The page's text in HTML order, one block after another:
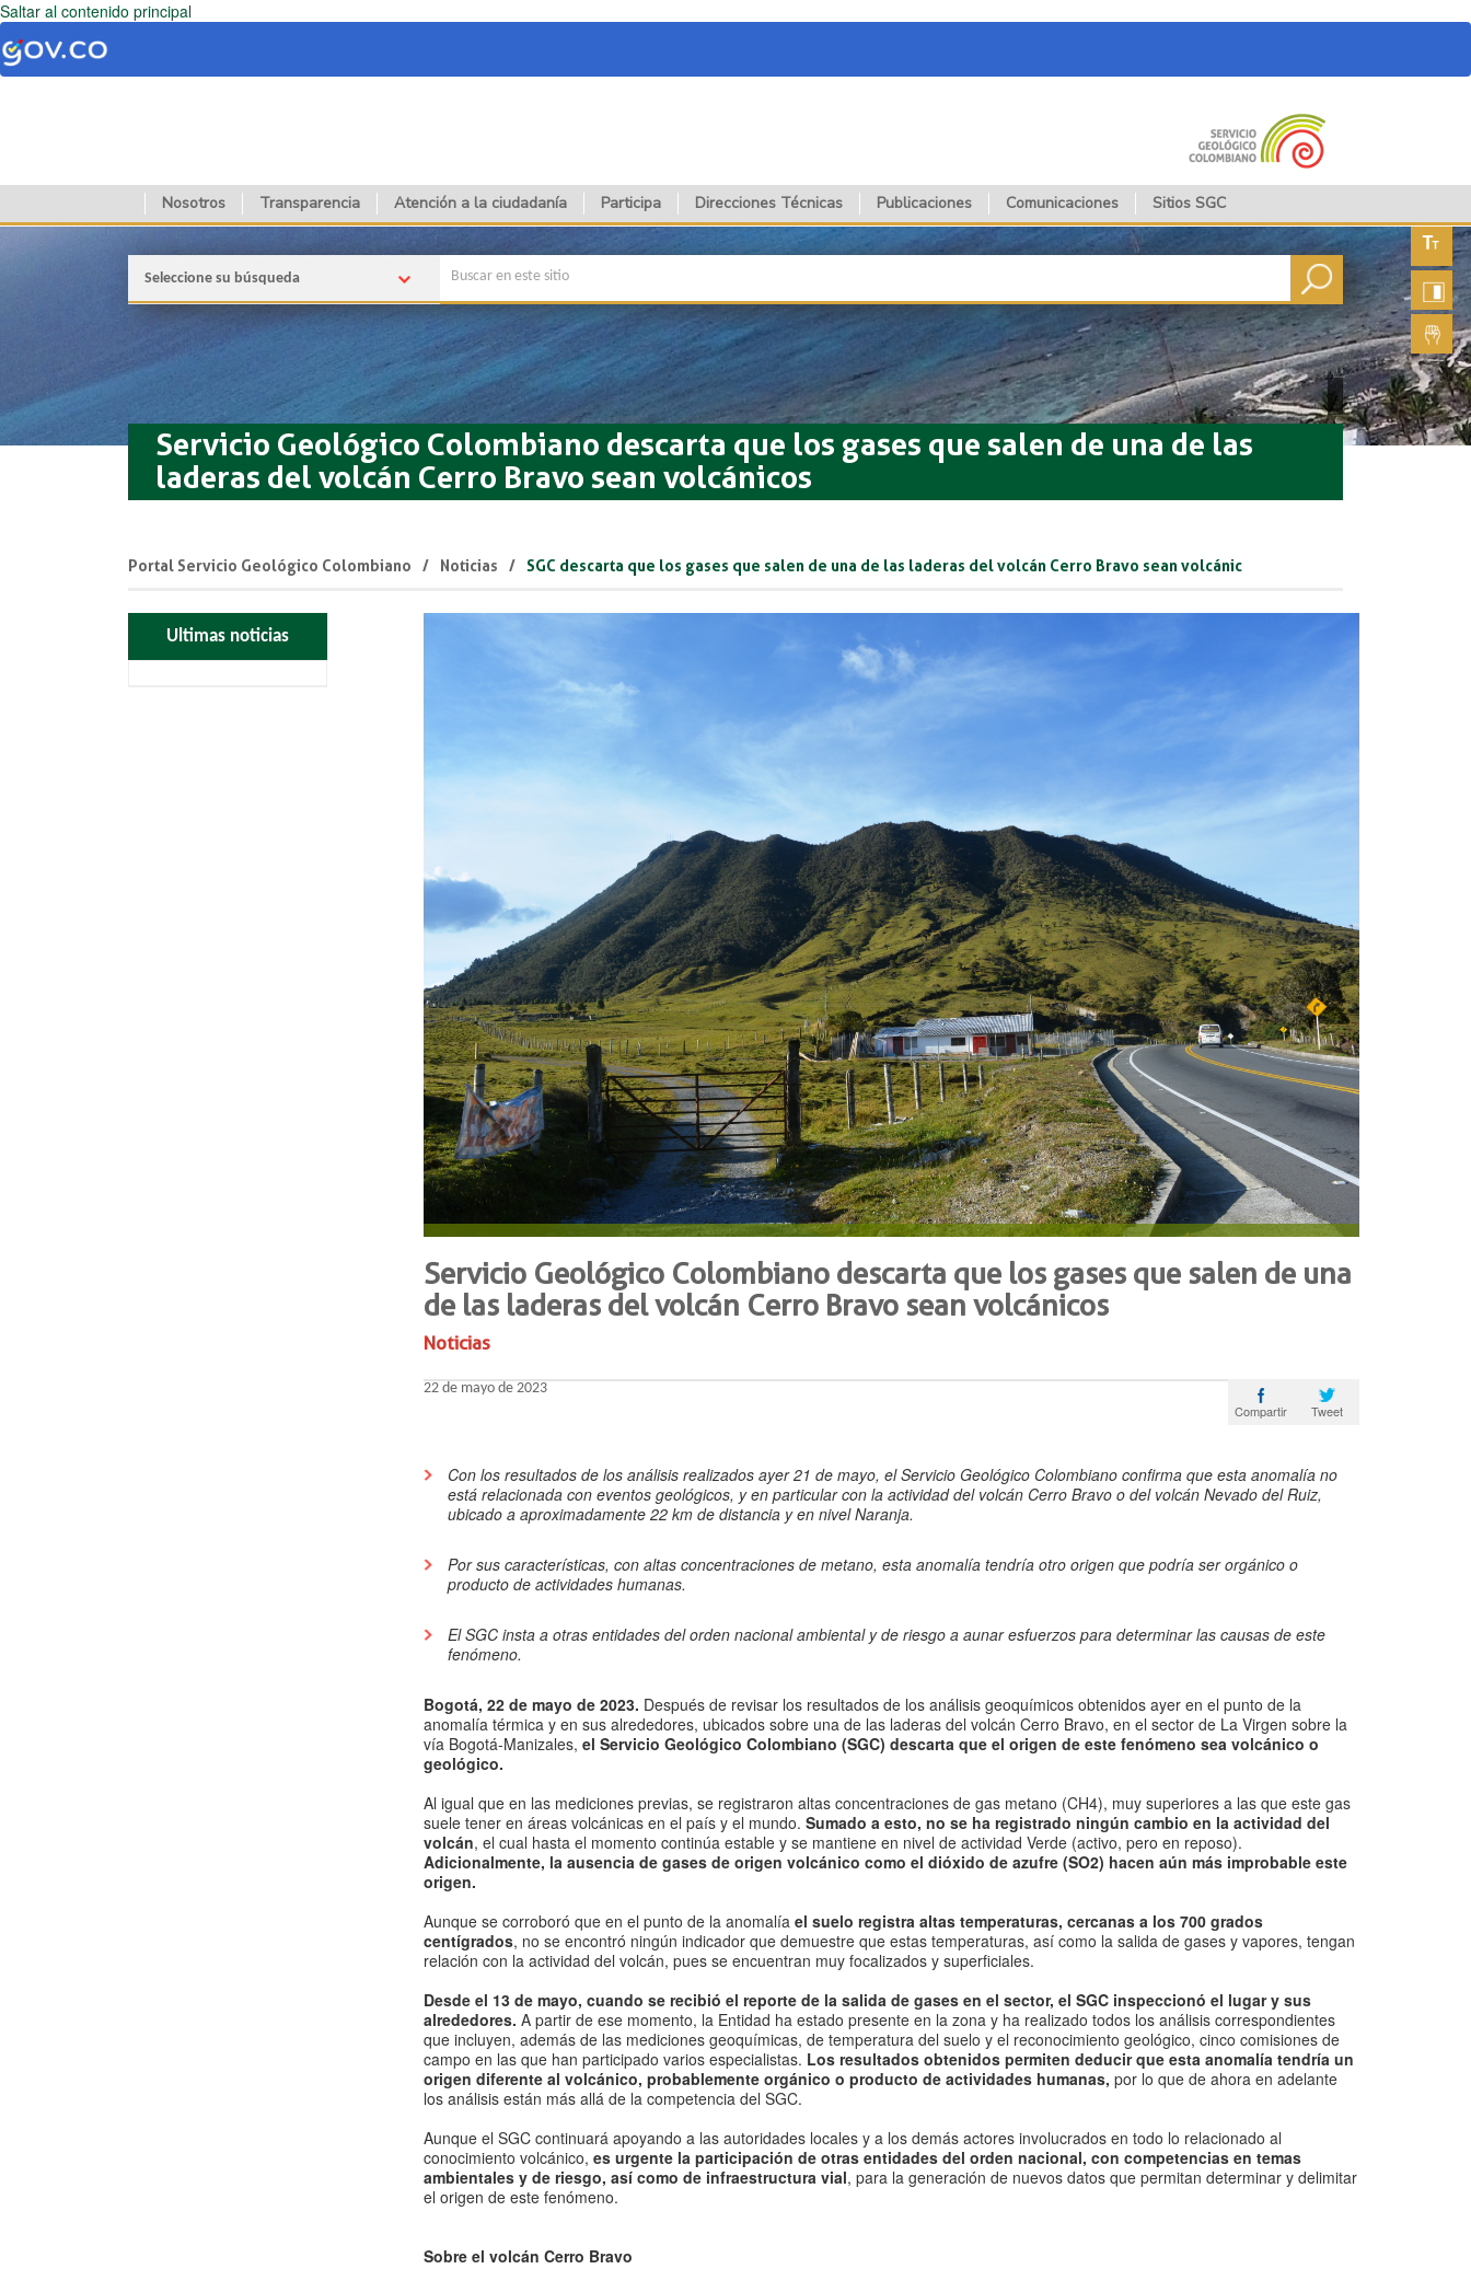
Saltar al contenido principal
Nosotros Transparencia Atención a la ciudadanía Participa Direcciones Técnicas Publicaciones Comunicaciones Sitios SGC
fuente
Lengua
de
Seleccione su búsqueda
Servicio Geológico Colombiano descarta que los gases que salen de una de las
laderas del volcán Cerro Bravo sean volcánicos
Portal Servicio Geológico Colombiano Noticias SGC descarta que los gases que salen de una de las laderas del volcán Cerro Bravo sean volcánic
Ultimas noticias
Servicio Geológico Colombiano descarta que los gases que salen de una
de las laderas del volcán Cerro Bravo sean volcánicos
Noticias
22 de mayo de 2023
Tweet
Compartir
​Con los resultados de los análisis realizados ayer 21 de mayo, el Servicio Geológico Colombiano confirma que esta anomalía no
está relacionada con eventos geológicos, y en particular con la actividad del volcán Cerro Bravo o del volcán Nevado del Ruiz,
ubicado a aproximadamente 22 km de distancia y en nivel Naranja.
Por sus características, con altas concentraciones de metano, esta anomalía tendría otro origen que podría ser orgánico o
producto de actividades humanas.
El SGC insta a otras entidades del orden nacional ambiental y de riesgo a aunar esfuerzos para determinar las causas de este
fenómeno.
Bogotá, 22 de mayo de 2023. Después de revisar los resultados de los análisis geoquímicos obtenidos ayer en el punto de la
anomalía térmica y en sus alrededores, ubicados sobre una de las laderas del volcán Cerro Bravo, en el sector de La Virgen sobre la
vía Bogotá-Manizales, el Servicio Geológico Colombiano (SGC) descarta que el origen de este fenómeno sea volcánico o
geológico.
Al igual que en las mediciones previas, se registraron altas concentraciones de gas metano (CH4), muy superiores a las que este gas
suele tener en áreas volcánicas en el país y el mundo. Sumado a esto, no se ha registrado ningún cambio en la actividad del
volcán, el cual hasta el momento continúa estable y se mantiene en nivel de actividad Verde (activo, pero en reposo).
Adicionalmente, la ausencia de gases de origen volcánico como el dióxido de azufre (SO2) hacen aún más improbable este
origen.
Aunque se corroboró que en el punto de la anomalía el suelo registra altas temperaturas, cercanas a los 700 grados
centígrados, no se encontró ningún indicador que demuestre que estas temperaturas, así como la salida de gases y vapores, tengan
relación con la actividad del volcán, pues se encuentran muy focalizados y superficiales.
Desde el 13 de mayo, cuando se recibió el reporte de la salida de gases en el sector, el SGC inspeccionó el lugar y sus
alrededores. A partir de ese momento, la Entidad ha estado presente en la zona y ha realizado todos los análisis correspondientes
que incluyen, además de las mediciones geoquímicas, de temperatura del suelo y el reconocimiento geológico, cinco comisiones de
campo en las que han participado varios especialistas. Los resultados obtenidos permiten deducir que esta anomalía tendría un
origen diferente al volcánico, probablemente orgánico o producto de actividades humanas, por lo que de ahora en adelante
los análisis están más allá de la competencia del SGC.
Aunque el SGC continuará apoyando a las autoridades locales y a los demás actores involucrados en todo lo relacionado al
conocimiento volcánico, es urgente la participación de otras entidades del orden nacional, con competencias en temas
ambientales y de riesgo, así como de infraestructura vial, para la generación de nuevos datos que permitan determinar y delimitar
el origen de este fenómeno.
Sobre el volcán Cerro Bravo